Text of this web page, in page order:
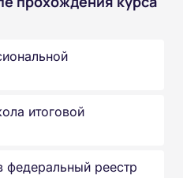
итоговой
федеральный реестр